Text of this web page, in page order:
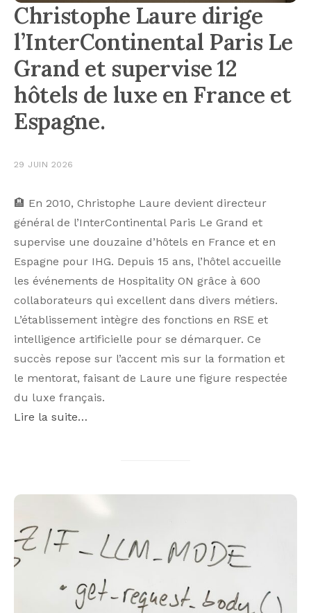
Christophe Laure dirige
l’InterContinental Paris Le
Grand et supervise 12
hôtels de luxe en France et
Espagne.
29 JUIN 2026
🏨 En 2010, Christophe Laure devient directeur
général de l’InterContinental Paris Le Grand et
supervise une douzaine d’hôtels en France et en
Espagne pour IHG. Depuis 15 ans, l’hôtel accueille
les événements de Hospitality ON grâce à 600
collaborateurs qui excellent dans divers métiers.
L’établissement intègre des fonctions en RSE et
intelligence artificielle pour se démarquer. Ce
succès repose sur l’accent mis sur la formation et
le mentorat, faisant de Laure une figure respectée
du luxe français.
Lire la suite…